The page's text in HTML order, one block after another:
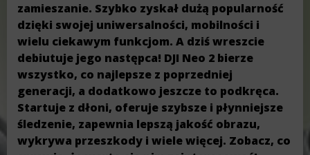
zamieszanie. Szybko zyskał dużą popularność
dzięki swojej uniwersalności, mobilności i
wielu ciekawym funkcjom. A dziś wreszcie
debiutuje jego następca! DJI Neo 2 bierze
wszystko, co najlepsze z poprzedniej
generacji, a dodatkowo jeszcze to podkręca.
Startuje z dłoni, oferuje szybsze i płynniejsze
śledzenie, zapewnia lepszą jakość obrazu,
wykrywa przeszkody i wiele więcej. Zobacz, co